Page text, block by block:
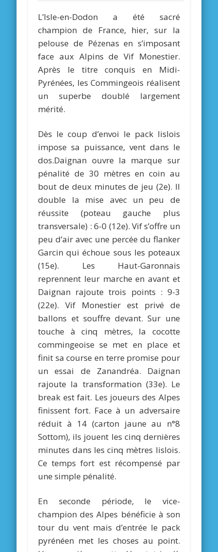
L’Isle-en-Dodon a été sacré
champion de France, hier, sur la
pelouse de Pézenas en s’imposant
face aux Alpins de Vif Monestier.
Après le titre conquis en Midi-
Pyrénées, les Commingeois réalisent
un superbe doublé largement
mérité.
Dès le coup d’envoi le pack lislois
impose sa puissance, vent dans le
dos.Daignan ouvre la marque sur
pénalité de 30 mètres en coin au
bout de deux minutes de jeu (2e). Il
double la mise avec un peu de
réussite (poteau gauche plus
transversale) : 6-0 (12e). Vif s’offre un
peu d’air avec une percée du flanker
Garcin qui échoue sous les poteaux
(15e). Les Haut-Garonnais
reprennent leur marche en avant et
Daignan rajoute trois points : 9-3
(22e). Vif Monestier est privé de
ballons et souffre devant. Sur une
touche à cinq mètres, la cocotte
commingeoise se met en place et
finit sa course en terre promise pour
un essai de Zanandréa. Daignan
rajoute la transformation (33e). Le
break est fait. Les joueurs des Alpes
finissent fort. Face à un adversaire
réduit à 14 (carton jaune au n°8
Sottom), ils jouent les cinq dernières
minutes dans les cinq mètres lislois.
Ce temps fort est récompensé par
une simple pénalité.
En seconde période, le vice-
champion des Alpes bénéficie à son
tour du vent mais d’entrée le pack
pyrénéen met les choses au point.